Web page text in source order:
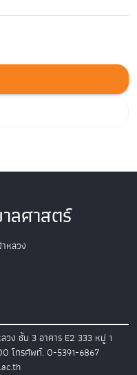
ลศาสตร์
หลวง
วง ชั้น 3 อาคาร E2 333 หมู่ 1
โทรศัพท์. 0-5391-6867